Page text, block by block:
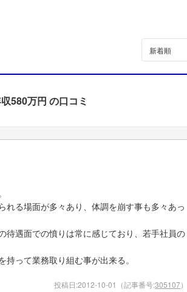
新着順
580万円 の口コミ
る場面が多々あり、体調を崩す事も多々あっ
待遇面での憤りは常に感じており、若手社員の
って業務取り組む事が出来る。
投稿日:2012-10-01 （記事番号:305107）